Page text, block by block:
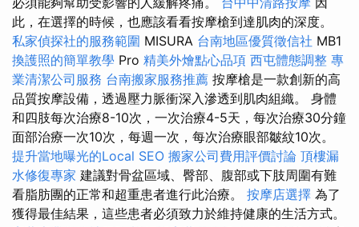
此，在選擇的時候，也應該看看按摩槍到達肌肉的深度。
私家偵探社的服務範圍 MISURA 台南地區優質徵信社 MB1
換護照的簡單教學 Pro 精美外燴點心品項 西屯體態調整 專
業清潔公司服務 台南搬家服務推薦 按摩槍是一款創新的高
品質按摩設備，透過壓力脈衝深入滲透到肌肉組織。 身體
和四肢每次治療8-10次，一次治療4-5天，每次治療30分鐘
面部治療一次10次，每週一次，每次治療眼部皺紋10次。
提升當地曝光的Local SEO 搬家公司費用評價討論 頂樓漏
水修復專家 建議對骨盆區域、臀部、腹部或下肢周圍有難
看脂肪團的正常和超重患者進行此治療。 按摩店選擇 為了
獲得最佳結果，這些患者必須致力於維持健康的生活方式。